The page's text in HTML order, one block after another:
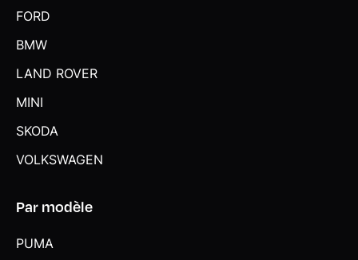
FORD
BMW
LAND ROVER
MINI
SKODA
VOLKSWAGEN
Par modèle
PUMA